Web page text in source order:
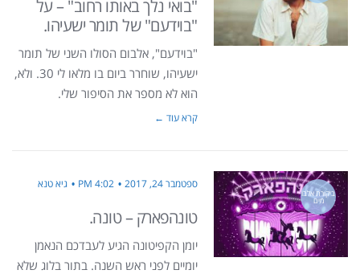
"בואי נלך באותו רחוב" – על
"בוידעם" של תומר ישעיהו.
"בוידעם", אלבום הסולו השני של תומר
ישעיהו, שוחרר ביום בו מלאו לי 30. ולא,
הוא לא מספר את הסיפור שלי.
קרא עוד ←
ביקורת אלבו
מים
ספטמבר 24, 2017 4:02 PM גיא טנא
טונהפארק – טונה.
יומן הקפיטונה הגיע לעבדכם הנאמן
יומיים לפני ראש השנה. בתור בלוג שלא